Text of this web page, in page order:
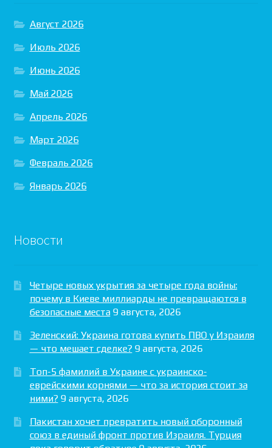
Август 2026
Июль 2026
Июнь 2026
Май 2026
Апрель 2026
Март 2026
Февраль 2026
Январь 2026
Новости
Четыре новых укрытия за четыре года войны:
почему в Киеве миллиарды не превращаются в
безопасные места 9 августа, 2026
Зеленский: Украина готова купить ПВО у Израиля
— что мешает сделке? 9 августа, 2026
Топ-5 фамилий в Украине с украинско-
еврейскими корнями — что за история стоит за
ними? 9 августа, 2026
Пакистан хочет превратить новый оборонный
союз в единый фронт против Израиля. Турция